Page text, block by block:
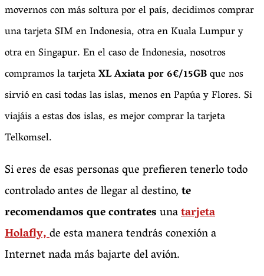
movernos con más soltura por el país, decidimos comprar
una tarjeta SIM en Indonesia, otra en Kuala Lumpur y
otra en Singapur. En el caso de Indonesia, nosotros
compramos la tarjetaXL Axiata por 6€/15GBque nos
sirvió en casi todas las islas, menos en Papúa y Flores. Si
viajáis a estas dos islas, es mejor comprar la tarjeta
Telkomsel.
Si eres de esas personas que prefieren tenerlo todo
controlado antes de llegar al destino,te
recomendamos que contratesunatarjeta
Holafly,de esta manera tendrás conexión a
Internet nada más bajarte del avión.